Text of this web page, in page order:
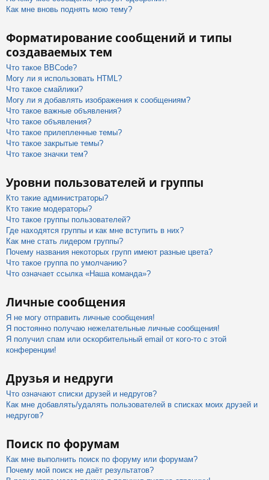
Как мне вновь поднять мою тему?
Форматирование сообщений и типы
создаваемых тем
Что такое BBCode?
Могу ли я использовать HTML?
Что такое смайлики?
Могу ли я добавлять изображения к сообщениям?
Что такое важные объявления?
Что такое объявления?
Что такое прилепленные темы?
Что такое закрытые темы?
Что такое значки тем?
Уровни пользователей и группы
Кто такие администраторы?
Кто такие модераторы?
Что такое группы пользователей?
Где находятся группы и как мне вступить в них?
Как мне стать лидером группы?
Почему названия некоторых групп имеют разные цвета?
Что такое группа по умолчанию?
Что означает ссылка «Наша команда»?
Личные сообщения
Я не могу отправить личные сообщения!
Я постоянно получаю нежелательные личные сообщения!
Я получил спам или оскорбительный email от кого-то с этой
конференции!
Друзья и недруги
Что означают списки друзей и недругов?
Как мне добавлять/удалять пользователей в списках моих друзей и
недругов?
Поиск по форумам
Как мне выполнить поиск по форуму или форумам?
Почему мой поиск не даёт результатов?